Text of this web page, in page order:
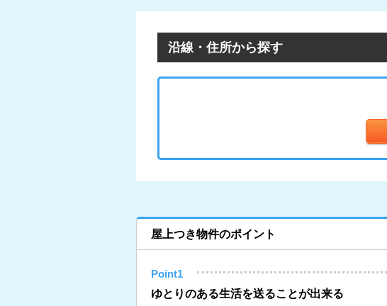
沿線・住所から探す
屋上つき物件のポイント
Point1
ゆとりのある生活を送ることが出来る